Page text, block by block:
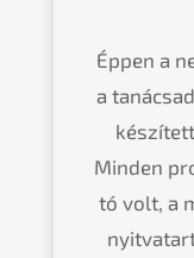
Éppen a
a
Minden
tó volt, a